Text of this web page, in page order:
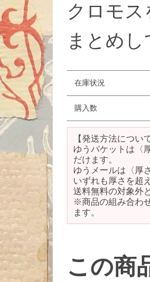
クロモ
まとめ
在庫状況
購入数
【発送方法につい
ゆうパケットは〈
だけます。
ゆうメールは〈厚
いずれも厚さを超
送料無料の対象外
※商品の組み合わ
ます。
この商